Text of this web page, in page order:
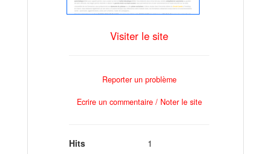
Visiter le site
Reporter un problème
Ecrire un commentaire / Noter le site
Hits
1